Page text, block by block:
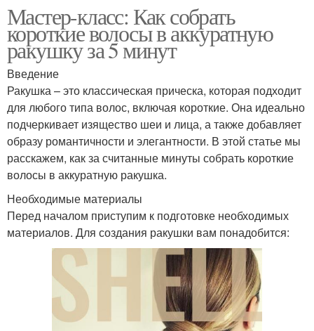
Мастер-класс: Как собрать
короткие волосы в аккуратную
ракушку за 5 минут
Введение
Ракушка – это классическая прическа, которая подходит
для любого типа волос, включая короткие. Она идеально
подчеркивает изящество шеи и лица, а также добавляет
образу романтичности и элегантности. В этой статье мы
расскажем, как за считанные минуты собрать короткие
волосы в аккуратную ракушка.
Необходимые материалы
Перед началом приступим к подготовке необходимых
материалов. Для создания ракушки вам понадобится: